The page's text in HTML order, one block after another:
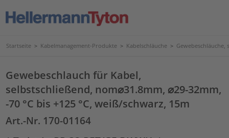
Startseite > Kabelmanagement-Produkte > Kabelschläuche > Gewebeschläuche,
Gewebeschlauch für Kabel,
selbstschließend, nom⌀31.8mm, ⌀29-32mm,
-70 °C bis +125 °C, weiß/schwarz, 15m
Art.-Nr. 170-01164